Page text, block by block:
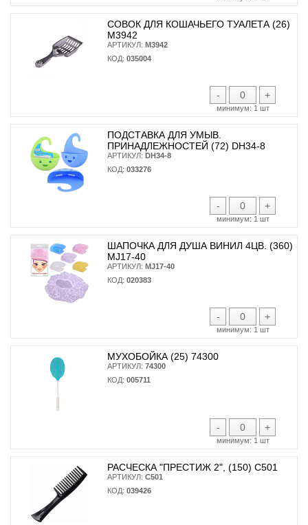
СОВОК ДЛЯ КОШАЧЬЕГО ТУАЛЕТА (26)
М3942
АРТИКУЛ: М3942
КОД: 035004
- +
минимум: 1 шт
ПОДСТАВКА ДЛЯ УМЫВ.
ПРИНАДЛЕЖНОСТЕЙ (72) DH34-8
АРТИКУЛ: DH34-8
КОД: 033276
- +
минимум: 1 шт
ШАПОЧКА ДЛЯ ДУША ВИНИЛ 4ЦВ. (360)
MJ17-40
АРТИКУЛ: MJ17-40
КОД: 020383
- +
минимум: 1 шт
МУХОБОЙКА (25) 74300
АРТИКУЛ: 74300
КОД: 005711
- +
минимум: 1 шт
РАСЧЕСКА "ПРЕСТИЖ 2", (150) С501
АРТИКУЛ: С501
КОД: 039426